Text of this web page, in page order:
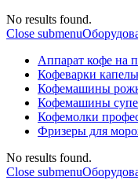
No results found.
Close submenu
Аппарат кофе на
Кофеварки
Кофемашины
Кофемашины
Кофемолки
Фризеры для
No results found.
Close submenu